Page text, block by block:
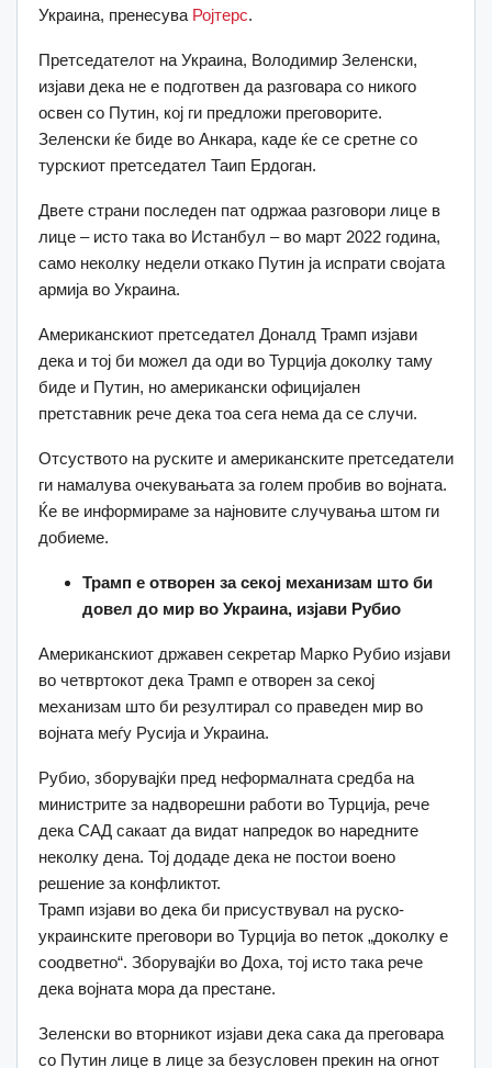
Украина, пренесува Ројтерс.
Претседателот на Украина, Володимир Зеленски,
изјави дека не е подготвен да разговара со никого
освен со Путин, кој ги предложи преговорите.
Зеленски ќе биде во Анкара, каде ќе се сретне со
турскиот претседател Таип Ердоган.
Двете страни последен пат одржаа разговори лице в
лице – исто така во Истанбул – во март 2022 година,
само неколку недели откако Путин ја испрати својата
армија во Украина.
Американскиот претседател Доналд Трамп изјави
дека и тој би можел да оди во Турција доколку таму
биде и Путин, но американски официјален
претставник рече дека тоа сега нема да се случи.
Отсуството на руските и американските претседатели
ги намалува очекувањата за голем пробив во војната.
Ќе ве информираме за најновите случувања штом ги
добиеме.
Трамп е отворен за секој механизам што би
довел до мир во Украина, изјави Рубио
Американскиот државен секретар Марко Рубио изјави
во четвртокот дека Трамп е отворен за секој
механизам што би резултирал со праведен мир во
војната меѓу Русија и Украина.
Рубио, зборувајќи пред неформалната средба на
министрите за надворешни работи во Турција, рече
дека САД сакаат да видат напредок во наредните
неколку дена. Тој додаде дека не постои воено
решение за конфликтот.
Трамп изјави во дека би присуствувал на руско-
украинските преговори во Турција во петок „доколку е
соодветно“. Зборувајќи во Доха, тој исто така рече
дека војната мора да престане.
Зеленски во вторникот изјави дека сака да преговара
со Путин лице в лице за безусловен прекин на огнот